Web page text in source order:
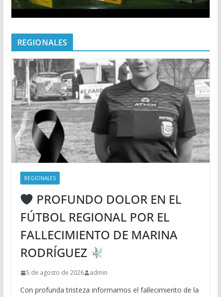
REGIONALES
REGIONALES
PROFUNDO DOLOR EN EL
FÚTBOL REGIONAL POR EL
FALLECIMIENTO DE MARINA
RODRÍGUEZ
5 de agosto de 2026 admin
Con profunda tristeza informamos el fallecimiento de la